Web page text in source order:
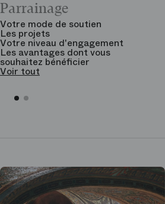
Parrainage
Votre mode de soutien
Les projets
Votre niveau d'engagement
Les avantages dont vous
souhaitez bénéficier
Voir tout